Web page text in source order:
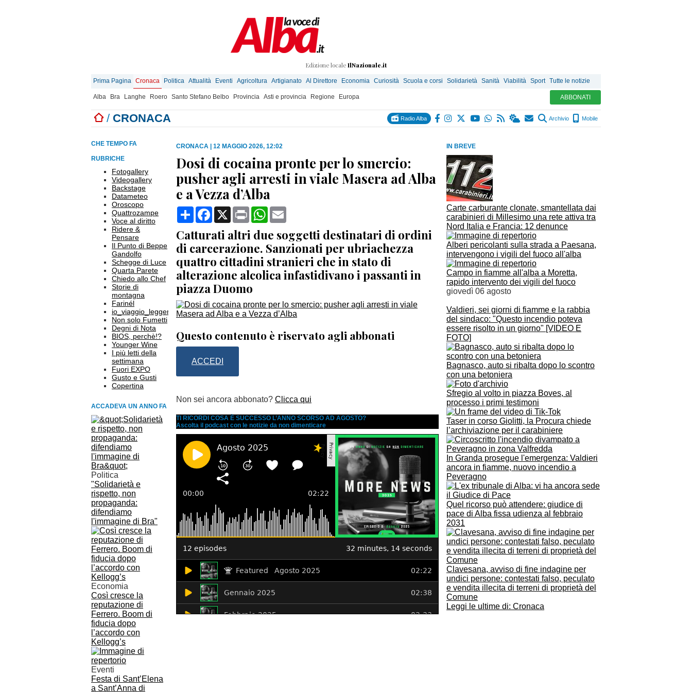
Edizione locale IlNazionale.it
Prima Pagina Cronaca Politica Attualità Eventi Agricoltura Artigianato Al Direttore Economia Curiosità Scuola e corsi Solidarietà Sanità Viabilità Sport Tutte le notizie
Alba Bra Langhe Roero Santo Stefano Belbo Provincia Asti e provincia Regione Europa ABBONATI
/ CRONACA Radio Alba Archivio Mobile
IN BREVE
Carte carburante clonate, smantellata dai
carabinieri di Millesimo una rete attiva tra
Nord Italia e Francia: 12 denunce
Alberi pericolanti sulla strada a Paesana,
intervengono i vigili del fuoco all'alba
Campo in fiamme all'alba a Moretta,
rapido intervento dei vigili del fuoco
giovedì 06 agosto
Valdieri, sei giorni di fiamme e la rabbia
del sindaco: "Questo incendio poteva
essere risolto in un giorno" [VIDEO E
FOTO]
Bagnasco, auto si ribalta dopo lo scontro
con una betoniera
Sfregio al volto in piazza Boves, al
processo i primi testimoni
Taser in corso Giolitti, la Procura chiede
l’archiviazione per il carabiniere
In Granda prosegue l'emergenza: Valdieri
ancora in fiamme, nuovo incendio a
Peveragno
Quel ricorso può attendere: giudice di
pace di Alba fissa udienza al febbraio
2031
Clavesana, avviso di fine indagine per
undici persone: contestati falso, peculato
e vendita illecita di terreni di proprietà del
Comune
Leggi le ultime di: Cronaca
CHE TEMPO FA
RUBRICHE
Fotogallery
Videogallery
Backstage
Datameteo
Oroscopo
Quattrozampe
Voce al diritto
Ridere &
Pensare
Il Punto di Beppe
Gandolfo
Schegge di Luce
Quarta Parete
Chiedo allo Chef
Storie di
montagna
Farinél
io_viaggio_leggero
Non solo Fumetti
Degni di Nota
BIOS, perchè!?
Younger Wine
I più letti della
settimana
Fuori EXPO
Gusto e Gusti
Copertina
ACCADEVA UN ANNO FA
Politica
"Solidarietà e
rispetto, non
propaganda:
difendiamo
l'immagine di Bra"
Economia
Così cresce la
reputazione di
Ferrero. Boom di
fiducia dopo
l’accordo con
Kellogg’s
Eventi
Festa di Sant’Elena
a Sant’Anna di
CRONACA 12 MAGGIO 2026, 12:02
Dosi di cocaina pronte per lo smercio:
pusher agli arresti in viale Masera ad Alba
e a Vezza d’Alba
CondividiFacebook
X Print WhatsApp
Catturati altri due soggetti destinatari di ordini
di carcerazione. Sanzionati per ubriachezza
quattro cittadini stranieri che in stato di
alterazione alcolica infastidivano i passanti in
piazza Duomo
Questo contenuto è riservato agli abbonati
ACCEDI
Non sei ancora abbonato? Clicca qui
TI RICORDI COSA È SUCCESSO L’ANNO SCORSO AD AGOSTO?
Ascolta il podcast con le notizie da non dimenticare